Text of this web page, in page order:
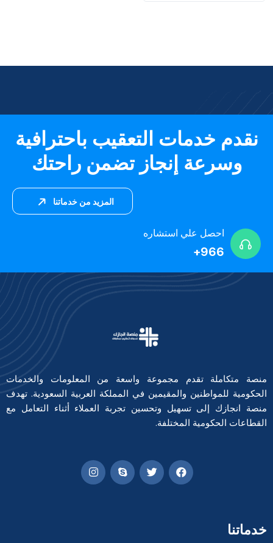
نقدم خدمات التعقيب باحترافية
وسرعة إنجاز تضمن راحتك
المزيد من خدماتنا
احصل علي استشاره
966+
منصة متكاملة تقدم مجموعة واسعة من المعلومات والخدمات
الحكومية للمواطنين والمقيمين في المملكة العربية السعودية. تهدف
منصة انجازك إلى تسهيل وتحسين تجربة العملاء أثناء التعامل مع
القطاعات الحكومية المختلفة.
خدماتنا